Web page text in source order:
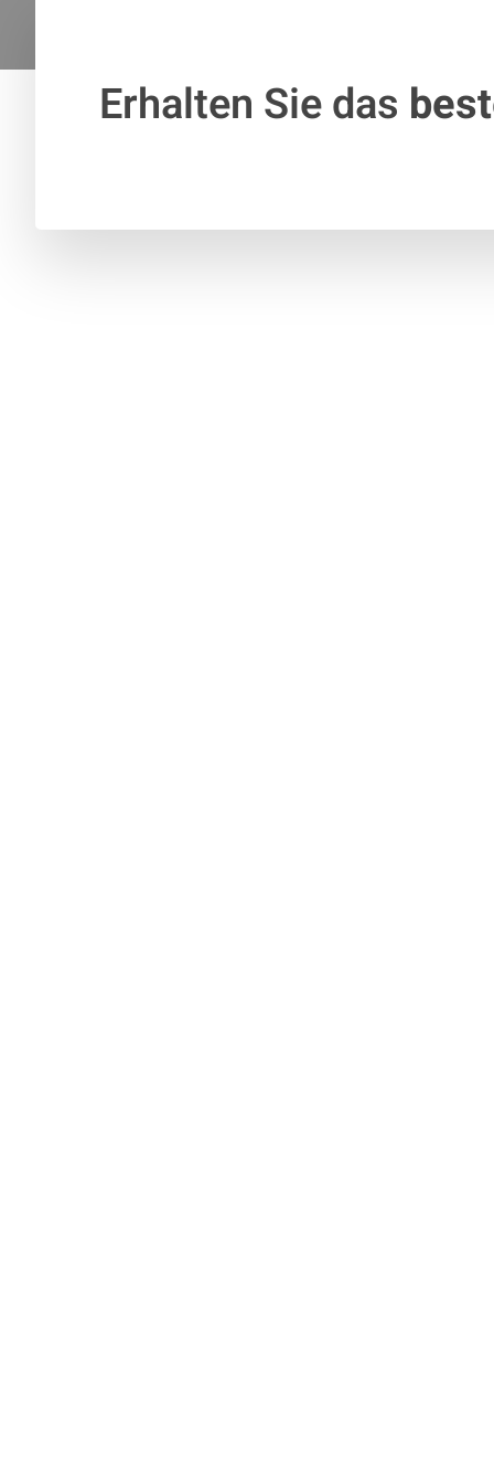
Erhalten Sie das